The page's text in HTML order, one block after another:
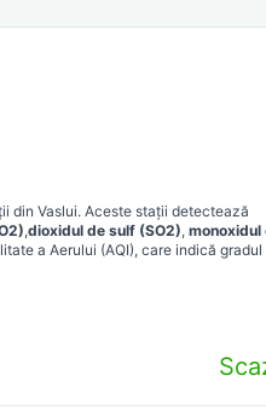
din Vaslui. Aceste stații detectează
,dioxidul de sulf (SO2), monoxidul
a Aerului (AQI), care indică gradul